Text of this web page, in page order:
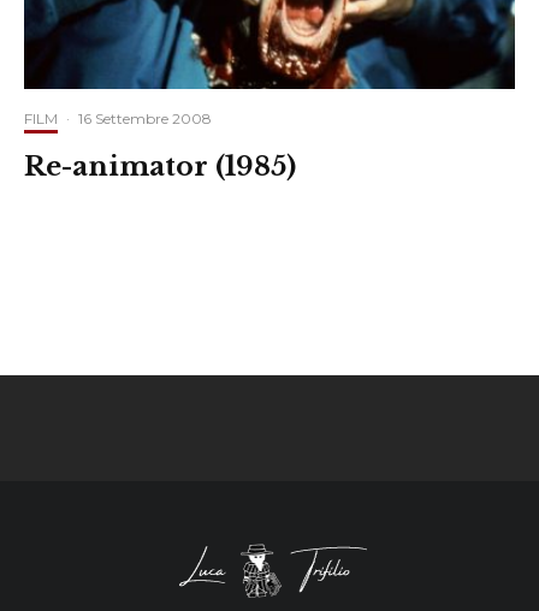
FILM · 16 Settembre 2008
Re-animator (1985)